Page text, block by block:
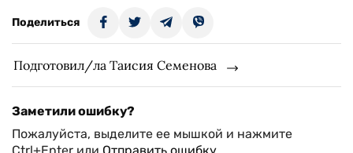
Поделиться
Подготовил/ла Таисия Семенова
Заметили ошибку?
Пожалуйста, выделите ее мышкой и нажмите